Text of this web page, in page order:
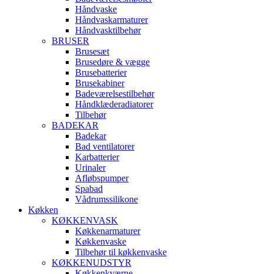
Håndvaske
Håndvaskarmaturer
Håndvasktilbehør
BRUSER
Brusesæt
Brusedøre & vægge
Brusebatterier
Brusekabiner
Badeværelsestilbehør
Håndklæderadiatorer
Tilbehør
BADEKAR
Badekar
Bad ventilatorer
Karbatterier
Urinaler
Afløbspumper
Spabad
Vådrumssilikone
Køkken
KØKKENVASK
Køkkenarmaturer
Køkkenvaske
Tilbehør til køkkenvaske
KØKKENUDSTYR